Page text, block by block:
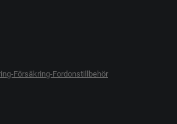
Försäkring-Fordonstillbehör